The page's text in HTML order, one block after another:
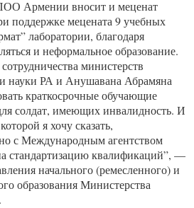
Армении вносит и меценат
поддержке мецената 9 учебных
лаборатории, благодаря
и неформальное образование.
министерств
науки РА и Анушавана Абрамяна
краткосрочные обучающие
солдат, имеющих инвалидность. И
я хочу сказать,
с Международным агентством
стандартизацию квалификаций”, —
начального (ремесленного) и
образования Министерства